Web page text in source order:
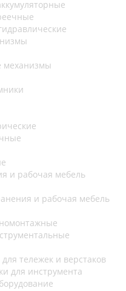
и рабочая мебель
и рабочая мебель
тележек и верстаков
для инструмента